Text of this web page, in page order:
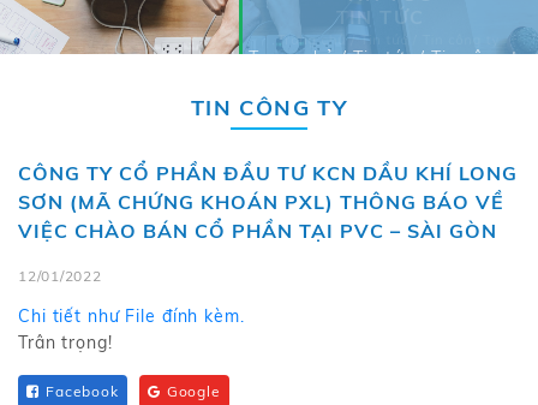
TIN TỨC
Trang chủ / Tin tức / Tin công ty
TIN TỨC
Trang chủ / Tin tức / Tin công ty
TIN CÔNG TY
CÔNG TY CỔ PHẦN ĐẦU TƯ KCN DẦU KHÍ LONG
SƠN (MÃ CHỨNG KHOÁN PXL) THÔNG BÁO VỀ
VIỆC CHÀO BÁN CỔ PHẦN TẠI PVC – SÀI GÒN
12/01/2022
Chi tiết như File đính kèm.
Trân trọng!
Facebook Google